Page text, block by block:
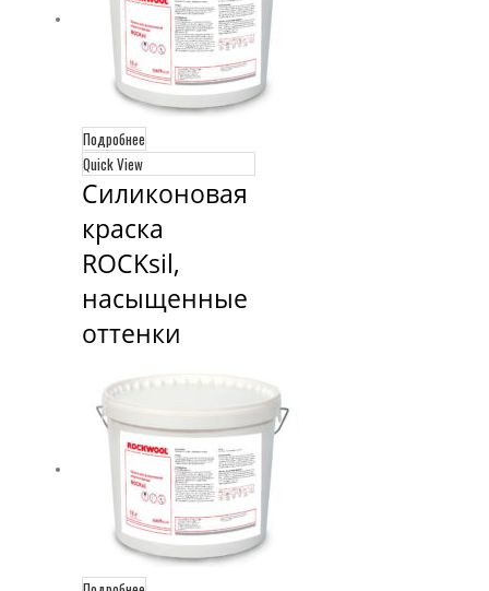
Подробнее
Quick View
Силиконовая
краска
ROCKsil,
насыщенные
оттенки